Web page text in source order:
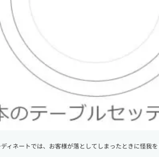
ィネートでは、お客様が落としてしまったときに怪我